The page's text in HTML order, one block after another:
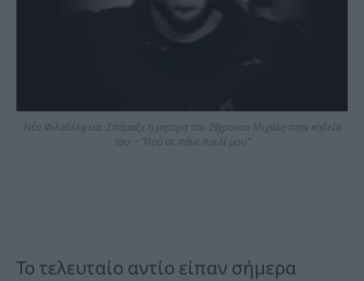
Νέα Φιλαδέλφεια: Σπάραξε η μητερα του 29χρονου Μιχάλη στην κηδεία
του – “Πού σε πάνε παιδί μου”
Το τελευταίο αντίο είπαν σήμερα